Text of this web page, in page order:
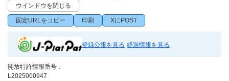
ウインドウを閉じる
固定URLをコピー 印刷 XにPOST
登録公報を見る 経過情報を見る
開放特許情報番号：
L2025000947